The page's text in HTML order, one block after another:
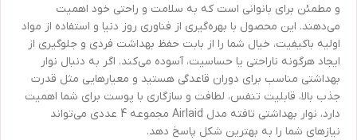
و مطمئن برای بانوانی است که به سلامت و راحتی خود اهمیت
می‌دهند. این محصول با بهره‌گیری از فناوری روز دنیا و استفاده از مواد
اولیه با‌کیفیت، خیال شما را از بابت حفظ بهداشت فردی و جلوگیری از
ایجاد هرگونه ناراحتی یا حساسیت، آسوده می‌کند. اگر به دنبال نوار
بهداشتی مناسب برای دوران قاعدگی هستید و معیارهایی مثل قدرت
جذب بالا، قابلیت تنفس، لطافت و سازگاری با پوست برای شما اهمیت
دارد، نوار بهداشتی تافته مدل Airlaid مجموعه 4 عددی می‌تواند
نیازهای شما را به بهترین شکل پاسخ دهد.